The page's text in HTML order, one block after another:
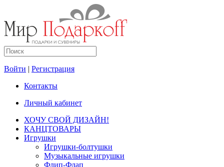
Войти | Регистрация
Контакты
Личный кабинет
ХОЧУ СВОЙ ДИЗАЙН!
КАНЦТОВАРЫ
Игрушки
Игрушки-болтушки
Музыкальные игрушки
Флип-Флап